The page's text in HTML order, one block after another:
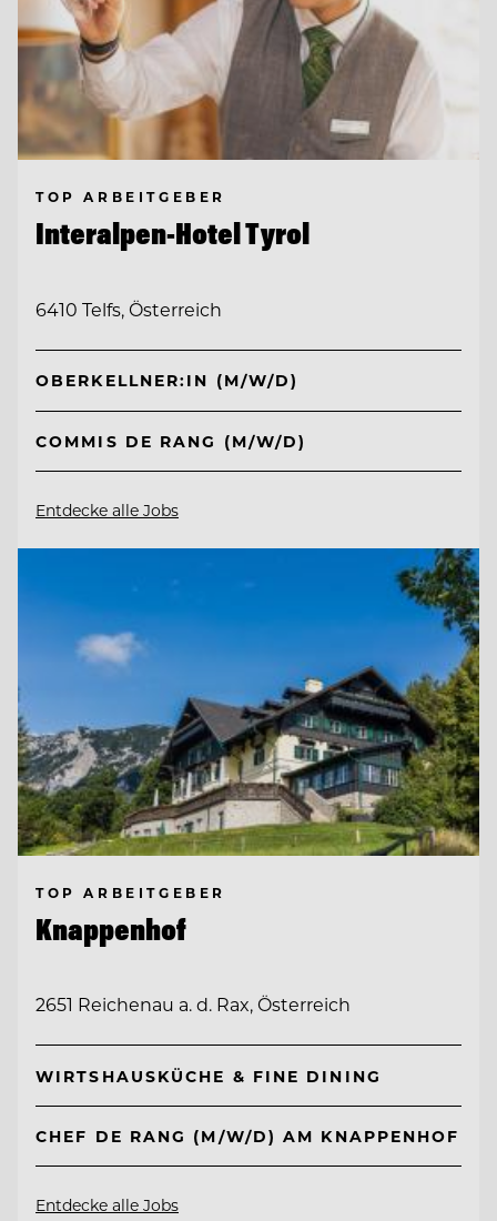
TOP ARBEITGEBER
Interalpen-Hotel Tyrol
6410 Telfs, Österreich
OBERKELLNER:IN (M/W/D)
COMMIS DE RANG (M/W/D)
Entdecke alle Jobs
TOP ARBEITGEBER
Knappenhof
2651 Reichenau a. d. Rax, Österreich
WIRTSHAUSKÜCHE & FINE DINING
CHEF DE RANG (M/W/D) AM KNAPPENHOF
Entdecke alle Jobs